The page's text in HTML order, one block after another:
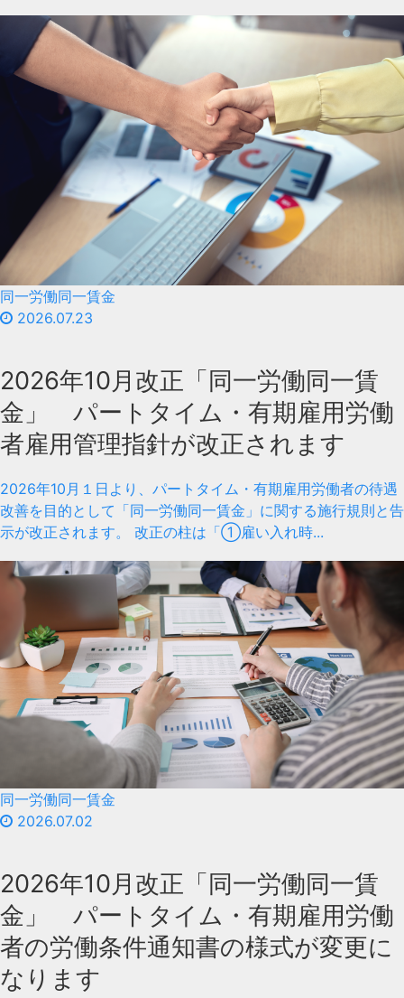
同一労働同一賃金
2026.07.23
2026年10月改正「同一労働同一賃
金」 パートタイム・有期雇用労働
者雇用管理指針が改正されます
2026年10月１日より、パートタイム・有期雇用労働者の待遇
改善を目的として「同一労働同一賃金」に関する施行規則と告
示が改正されます。 改正の柱は「①雇い入れ時...
同一労働同一賃金
2026.07.02
2026年10月改正「同一労働同一賃
金」 パートタイム・有期雇用労働
者の労働条件通知書の様式が変更に
なります